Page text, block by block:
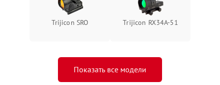
Trijicon SRO Trijicon RX34A-51
Показать все модели